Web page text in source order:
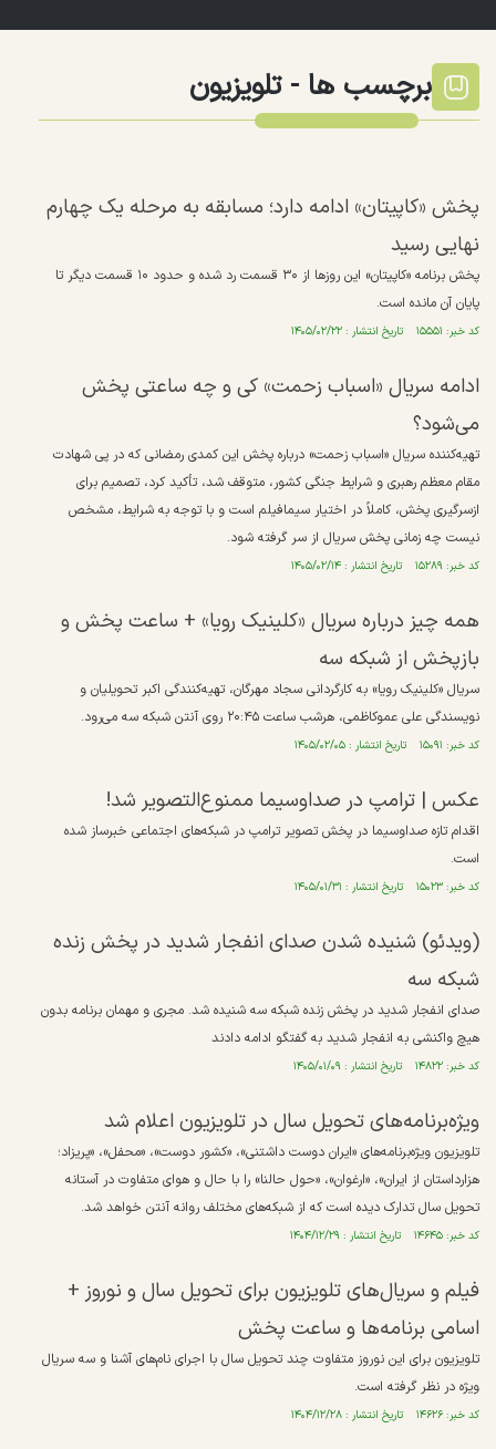
برچسب ها -تلویزیون
پخش «کاپیتان» ادامه دارد؛ مسابقه به مرحله یک چهارم
نهایی رسید
پخش برنامه «کاپیتان» این روز‌ها از ۳۰ قسمت رد شده و حدود ۱۰ قسمت دیگر تا
پایان آن مانده است.
کد خبر: ۱۵۵۵۱ تاریخ انتشار : ۱۴۰۵/۰۲/۲۲
ادامه سریال «اسباب زحمت» کی و چه ساعتی پخش
می‌شود؟
تهیه‌کننده سریال «اسباب زحمت» درباره پخش این کمدی رمضانی که در پی شهادت
مقام معظم رهبری و شرایط جنگی کشور، متوقف شد، تأکید کرد، تصمیم برای
ازسرگیری پخش، کاملاً در اختیار سیمافیلم است و با توجه به شرایط، مشخص
نیست چه زمانی پخش سریال از سر گرفته شود.
کد خبر: ۱۵۲۸۹ تاریخ انتشار : ۱۴۰۵/۰۲/۱۴
همه چیز درباره سریال «کلینیک رویا» + ساعت پخش و
بازپخش از شبکه سه
سریال «کلینیک رویا» به کارگردانی سجاد مهرگان، تهیه‌کنندگی اکبر تحویلیان و
نویسندگی علی عموکاظمی، هرشب ساعت ۲۰:۴۵ روی آنتن شبکه سه می‌رود.
کد خبر: ۱۵۰۹۱ تاریخ انتشار : ۱۴۰۵/۰۲/۰۵
عکس | ترامپ در صداوسیما ممنوع‌التصویر شد!
اقدام تازه صداوسیما در پخش تصویر ترامپ در شبکه‌های اجتماعی خبرساز شده
است.
کد خبر: ۱۵۰۲۳ تاریخ انتشار : ۱۴۰۵/۰۱/۳۱
(ویدئو) شنیده شدن صدای انفجار شدید در پخش زنده
شبکه سه
صدای انفجار شدید در پخش زنده شبکه سه شنیده شد. مجری ‌و مهمان برنامه بدون
هیچ واکنشی به انفجار شدید به گفتگو ادامه دادند
کد خبر: ۱۴۸۲۲ تاریخ انتشار : ۱۴۰۵/۰۱/۰۹
ویژه‌برنامه‌های تحویل سال در تلویزیون اعلام شد
تلویزیون ویژه‌برنامه‌های «ایران دوست داشتنی»، «کشور دوست»، «محفل»، «پریزاد؛
هزارداستان از ایران»، «ارغوان»، «حول حالنا» را با حال و هوای متفاوت در آستانه
تحویل سال تدارک دیده است که از شبکه‌های مختلف روانه آنتن خواهد شد.
کد خبر: ۱۴۶۴۵ تاریخ انتشار : ۱۴۰۴/۱۲/۲۹
فیلم و سریال‌های تلویزیون برای تحویل سال و نوروز +
اسامی برنامه‌ها و ساعت پخش
تلویزیون برای این نوروز متفاوت چند تحویل سال با اجرای نام‌های آشنا و سه سریال
ویژه در نظر گرفته است.
کد خبر: ۱۴۶۲۶ تاریخ انتشار : ۱۴۰۴/۱۲/۲۸